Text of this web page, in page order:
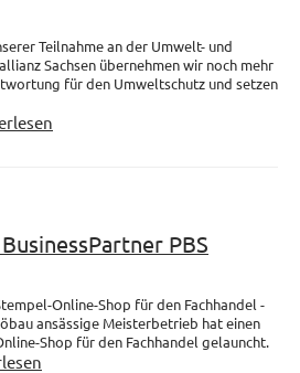
Teilnahme an der Umwelt- und
Sachsen übernehmen wir noch mehr
für den Umweltschutz und setzen
PBS
Online-Shop für den Fachhandel -
ansässige Meisterbetrieb hat einen
Shop für den Fachhandel gelauncht.